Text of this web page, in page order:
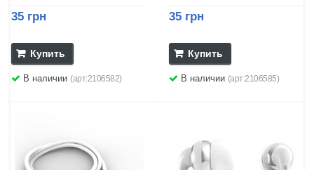
35 грн
Купить
В наличии (арт:2106582)
35 грн
Купить
В наличии (арт:2106585)